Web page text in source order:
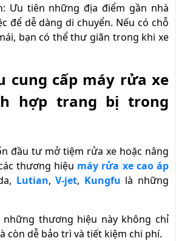
Ưu tiên những địa điểm gần nhà
để dễ dàng di chuyển. Nếu có chỗ
bạn có thể thư giãn trong khi xe
cung cấp máy rửa xe
hợp trang bị trong
đầu tư mở tiệm rửa xe hoặc nâng
thương hiệu máy rửa xe cao áp
Lutian,V-jet, Kungfu là những
những thương hiệu này không chỉ
còn dễ bảo trì và tiết kiệm chi phí.